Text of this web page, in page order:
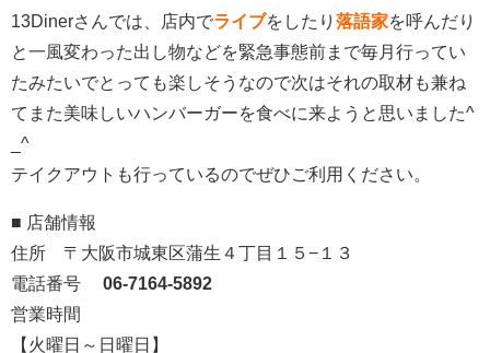
13Dinerさんでは、店内でライブをしたり 落語家を呼んだり
と一風変わった出し物などを緊急事態前まで毎月行ってい
たみたいでとっても楽しそうなので次はそれの取材も兼ね
てまた美味しいハンバーガーを食べに来ようと思いました^
_^
テイクアウトも行っているのでぜひご利用ください。
■ 店舗情報
住所 〒大阪市城東区蒲生４丁目１５−１３
電話番号
06-7164-5892
営業時間
【火曜日～日曜日】